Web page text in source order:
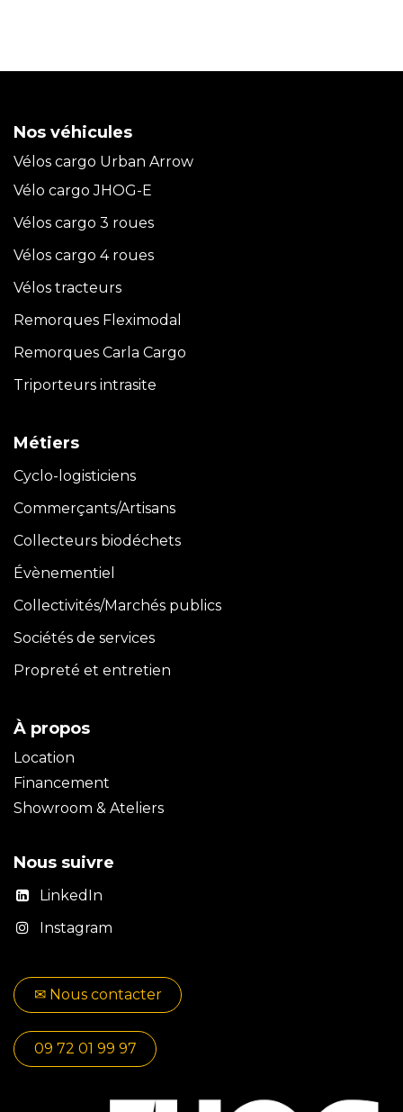
Nos véhicules
Vélos cargo Urban Arrow
Vélo cargo JHOG-E
Vélos cargo 3 roues
Vélos cargo 4 roues
Vélos tracteurs
Remorques Fleximodal
Remorques Carla Cargo
Triporteurs intrasite
Métiers
Cyclo-logisticiens
Commerçants/Artisans
Collecteurs biodéchets
Évènementiel
Collectivités/Marchés publics
Sociétés de services
Propreté et entretien
À propos
Location
Financement
Showroom & Ateliers
Nous suivre
LinkedIn
Instagram
✉​​ No​​​​us contacter
09 72 01 99 97